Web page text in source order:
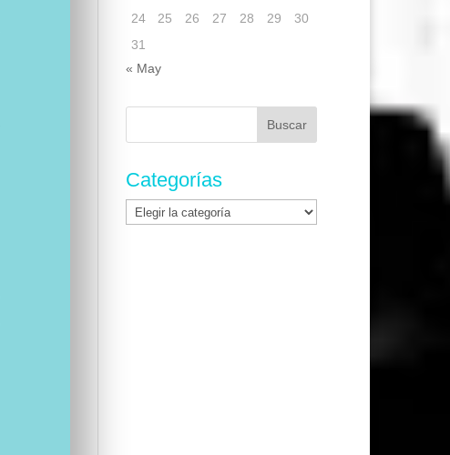
24
25 26 27 28 29
30
31
« May
Buscar:
Categorías
Categorías